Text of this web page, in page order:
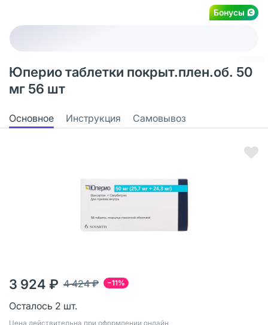
Бонусы
Юперио таблетки покрыт.плен.об. 50
мг 56 шт
Основное Инструкция Самовывоз
−11%
4 424 ₽
3 924 ₽
Осталось 2 шт.
Цена действительна при оформлении онлайн